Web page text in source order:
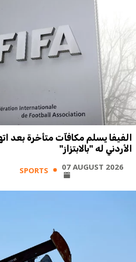
الفيفا يسلم مكافآت متأخرة بعد
الأردني له "بالابتزاز"
SPORTS 07 AUGUST 2026